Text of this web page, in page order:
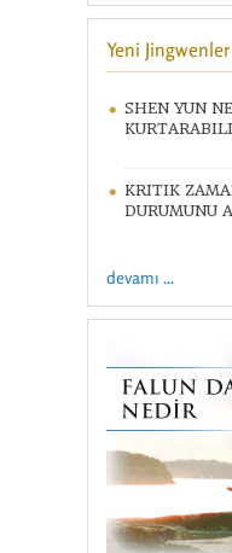
Yeni Jingwenler
SHEN YUN
KRITIK
DURUMUNU
devamı ...